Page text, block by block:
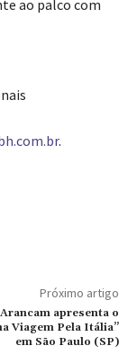
ao palco com
.
Próximo artigo
apresenta o
Viagem Pela Itália”
em São Paulo (SP)